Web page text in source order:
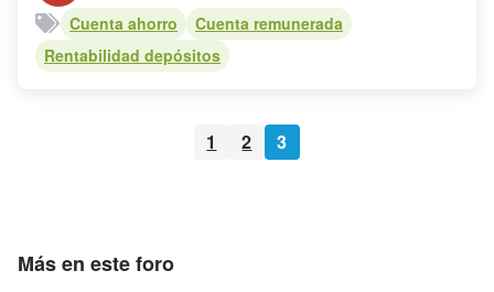
Cuenta ahorro
Cuenta remunerada
Rentabilidad depósitos
1 2 3
Más en este foro